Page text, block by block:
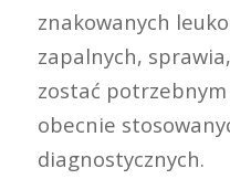
znakowanych
zapalnych,
zostać
obecnie
diagnostycznych.